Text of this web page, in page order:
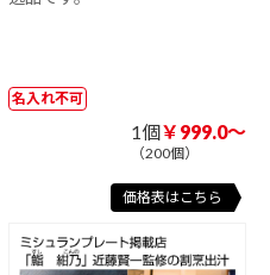
名入れ不可
1個￥999.0～
（200個）
価格表はこちら